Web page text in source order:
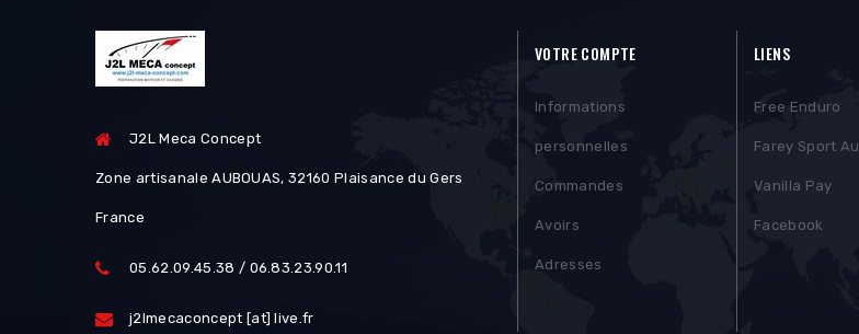
J2L Meca Concept
Zone artisanale AUBOUAS, 32160 Plaisance du Gers
France
05.62.09.45.38 / 06.83.23.90.11
j2lmecaconcept [at] live.fr
VOTRE COMPTE
Informations
personnelles
Commandes
Avoirs
Adresses
LIENS
Free Enduro
Farey Sport
Vanilla Pay
Facebook